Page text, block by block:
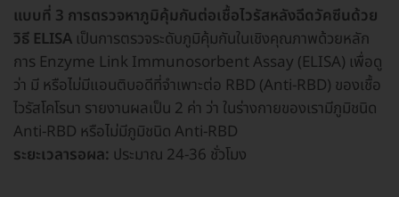
แบบที่ 3 การตรวจหาภูมิคุ้มกันต่อเชื้อไวรัสหลังฉีดวัคซีนด้วย
วิธี ELISA เป็นการตรวจระดับภูมิคุ้มกันในเชิงคุณภาพด้วยหลัก
การ Enzyme Link Immunosorbent Assay (ELISA) เพื่อดู
ว่า มี หรือไม่มีแอนติบอดีที่จำเพาะต่อ RBD (Anti-RBD) ของเชื้อ
ไวรัสโคโรนา รายงานผลเป็น 2 ค่า ว่า ในร่างกายของเรามีภูมิชนิด
Anti-RBD หรือไม่มีภูมิชนิด Anti-RBD
ระยะเวลารอผล: ประมาณ 24-36 ชั่วโมง